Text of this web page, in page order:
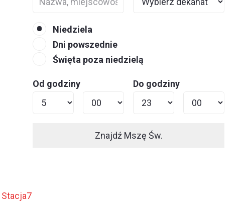
Niedziela
Dni powszednie
Święta poza niedzielą
Od godziny Do godziny
Znajdź Mszę Św.
Stacja7